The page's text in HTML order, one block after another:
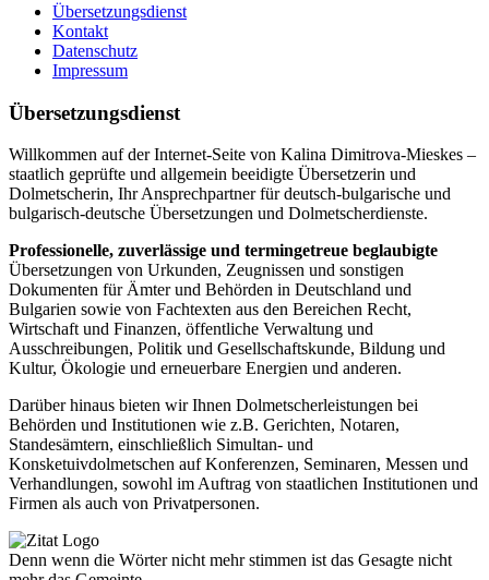
Übersetzungsdienst
Kontakt
Datenschutz
Impressum
Übersetzungsdienst
Willkommen auf der Internet-Seite von Kalina Dimitrova-Mieskes –
staatlich geprüfte und allgemein beeidigte Übersetzerin und
Dolmetscherin, Ihr Ansprechpartner für deutsch-bulgarische und
bulgarisch-deutsche Übersetzungen und Dolmetscherdienste.
Professionelle, zuverlässige und termingetreue beglaubigte
Übersetzungen von Urkunden, Zeugnissen und sonstigen
Dokumenten für Ämter und Behörden in Deutschland und
Bulgarien sowie von Fachtexten aus den Bereichen Recht,
Wirtschaft und Finanzen, öffentliche Verwaltung und
Ausschreibungen, Politik und Gesellschaftskunde, Bildung und
Kultur, Ökologie und erneuerbare Energien und anderen.
Darüber hinaus bieten wir Ihnen Dolmetscherleistungen bei
Behörden und Institutionen wie z.B. Gerichten, Notaren,
Standesämtern, einschließlich Simultan- und
Konsketuivdolmetschen auf Konferenzen, Seminaren, Messen und
Verhandlungen, sowohl im Auftrag von staatlichen Institutionen und
Firmen als auch von Privatpersonen.
Denn wenn die Wörter nicht mehr stimmen ist das Gesagte nicht